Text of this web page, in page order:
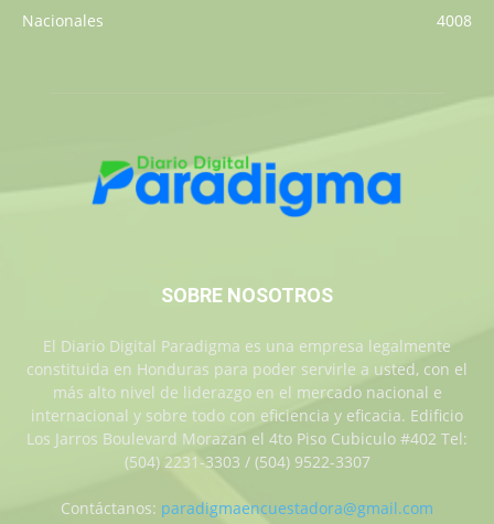
Nacionales
4008
SOBRE NOSOTROS
El Diario Digital Paradigma es una empresa legalmente
constituida en Honduras para poder servirle a usted, con el
más alto nivel de liderazgo en el mercado nacional e
internacional y sobre todo con eficiencia y eficacia. Edificio
Los Jarros Boulevard Morazan el 4to Piso Cubiculo #402 Tel:
(504) 2231-3303 / (504) 9522-3307
Contáctanos: paradigmaencuestadora@gmail.com